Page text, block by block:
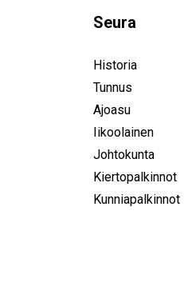
Seura
Historia
Tunnus
Ajoasu
Iikoolainen
Johtokunta
Kiertopalkinnot
Kunniapalkinnot